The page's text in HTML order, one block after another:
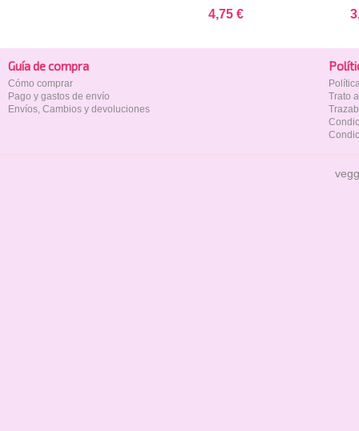
4,75 €
Guía de compra
Cómo comprar
Pago y gastos de envío
Envíos, Cambios y devoluciones
Trato